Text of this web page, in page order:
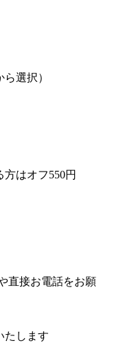
選択）
はオフ550円
直接お電話をお願
たします